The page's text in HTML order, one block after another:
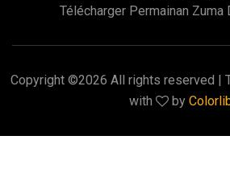
Télécharger Permainan Zuma
Copyright ©2026 All rights reserved |
with
by